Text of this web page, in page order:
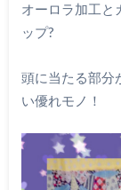
オーロラ加工と
ップ?
頭に当たる部分
い優れモノ！